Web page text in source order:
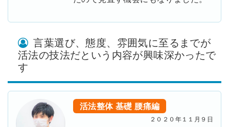
言葉選び、態度、雰囲気に至るまでが
活法の技法だという内容が興味深かったで
す
活法整体 基礎 腰痛編
２０２０年１１月９日